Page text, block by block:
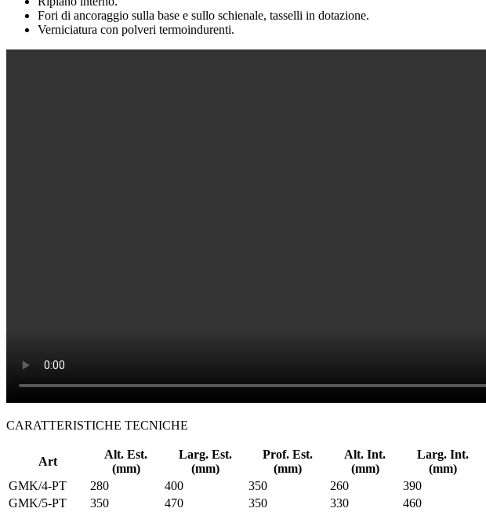
Fori di ancoraggio sulla base e sullo schienale, tasselli in dotazione.
Verniciatura con polveri termoindurenti.
CARATTERISTICHE TECNICHE
Art
Alt. Est.
(mm)
Larg. Est.
(mm)
Prof. Est.
(mm)
Alt. Int.
(mm)
Larg. Int.
(mm)
GMK/4-PT
280 400 350 260 390
GMK/5-PT
350 470 350 330 460